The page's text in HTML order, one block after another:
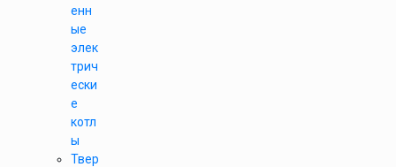
енн
ые
элек
трич
ески
е
котл
ы
Твер